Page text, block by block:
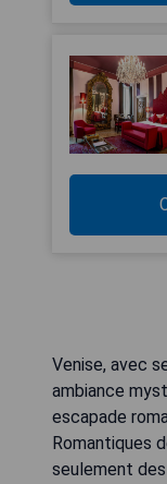
Venise, avec
ambiance
escapade
Romantiques
seulement